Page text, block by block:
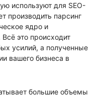
используют для SEO-
производить парсинг
ядро и
это происходит
усилий, а полученные
вашего бизнеса в
большие объемы